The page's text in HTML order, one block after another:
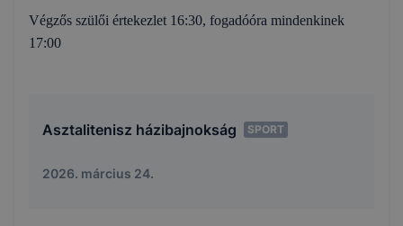
Végzős szülői értekezlet 16:30, fogadóóra mindenkinek
17:00
Asztalitenisz házibajnokság SPORT
2026. március 24.